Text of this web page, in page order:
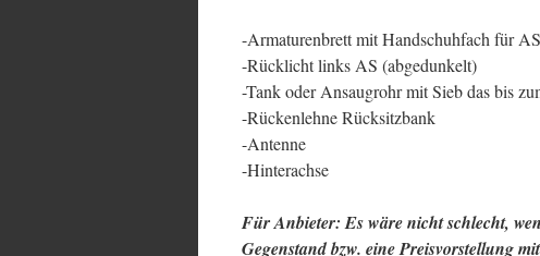
-Armaturenbrett mit Handschuhfach für AS
-Rücklicht links AS (abgedunkelt)
-Tank oder Ansaugrohr mit Sieb das bis
-Rückenlehne Rücksitzbank
-Antenne
-Hinterachse
Für Anbieter: Es wäre nicht schlecht,
Gegenstand bzw. eine Preisvorstellung